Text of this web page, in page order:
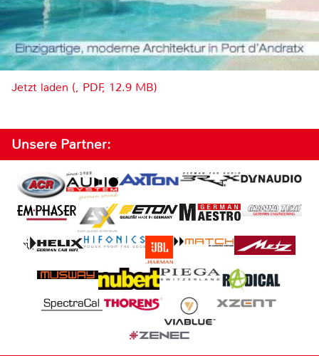
Jetzt laden (, PDF, 12.9 MB)
Unsere Partner: